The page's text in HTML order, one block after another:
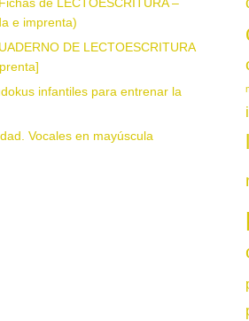
e imprenta)
DE LECTOESCRITURA
infantiles para entrenar la
Vocales en mayúscula